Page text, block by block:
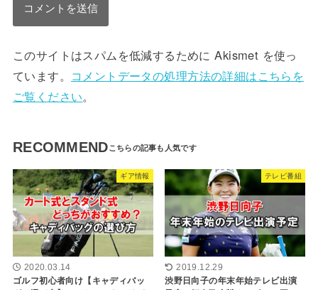
このサイトはスパムを低減するために Akismet を使っ
ています。 コメントデータの処理方法の詳細はこちらを
ご覧ください。
RECOMMEND
ギア情報
2020.03.14
ゴルフ初心者向け【キャディバッ
テレビ番組
2019.12.29
渋野日向子の年末年始テレビ出演